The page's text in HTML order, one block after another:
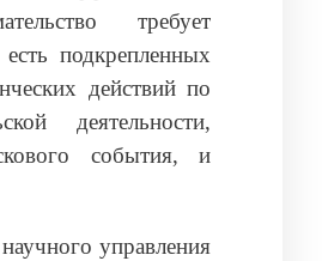
требует
подкрепленных
действий по
деятельности,
события, и
управления